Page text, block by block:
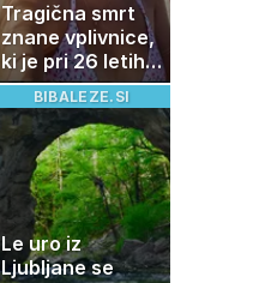
Tragična smrt
znane vplivnice,
ki je pri 26 letih
izgubila boj z
boleznijo
BIBALEZE.SI
Le uro iz
Ljubljane se